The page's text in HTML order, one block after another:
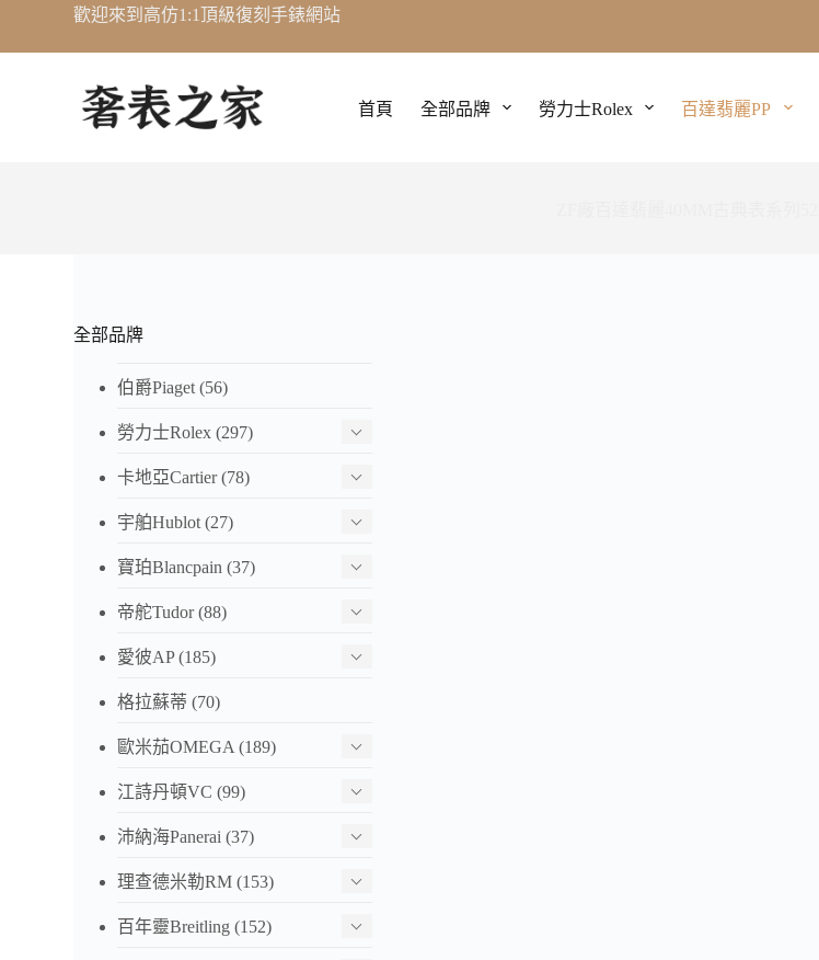
至
歡迎來到高仿1:1頂級復刻手錶網站
首頁 全部品牌 勞力士Rolex 百達翡麗PP
全部品牌
伯爵Piaget (56)
勞力士Rolex (297)
卡地亞Cartier(78)
宇舶Hublot (27)
寶珀Blancpain (37)
帝舵Tudor(88)
愛彼AP(185)
格拉蘇蒂 (70)
歐米茄OMEGA (189)
江詩丹頓VC (99)
沛納海Panerai (37)
理查德米勒RM (153)
百年靈Breitling (152)